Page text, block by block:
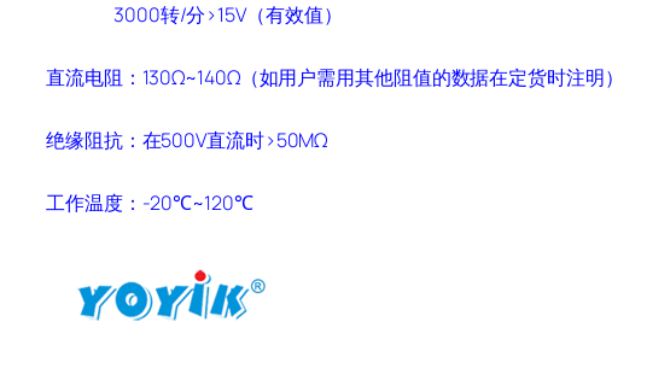
3000转/分>15V（有效值）
直流电阻： 130Ω~140Ω（如用户需用其他阻值的数据在定货时注明）
绝缘阻抗：在500V直流时>50MΩ
工作温度： -20℃~120℃